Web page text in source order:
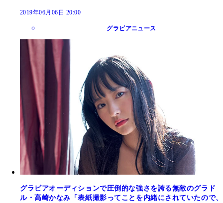
2019年06月06日 20:00
グラビアニュース
グラビアオーディションで圧倒的な強さを誇る無敵のグラド
ル・高崎かなみ「表紙撮影ってことを内緒にされていたので、